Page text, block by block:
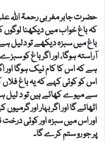
حضرت جابر مغربی رحمۃ اللہ
کہ باغ خواب میں دیکھنا
باغ میں سبزہ دیکھے تو دلیل
آراستہ ہوگا، اور اگر باغ کو
ہے کہ اس کا کام نیک ہوگا اور
اس کو کوئی کہے کہ یہ باغ
سے میوے کھائے ہیں تو د لیل
اٹھائے گا اور اگر بہار اور
اور اس میں سبزہ اور کوئی
پر جو رو ستم کرے گا۔